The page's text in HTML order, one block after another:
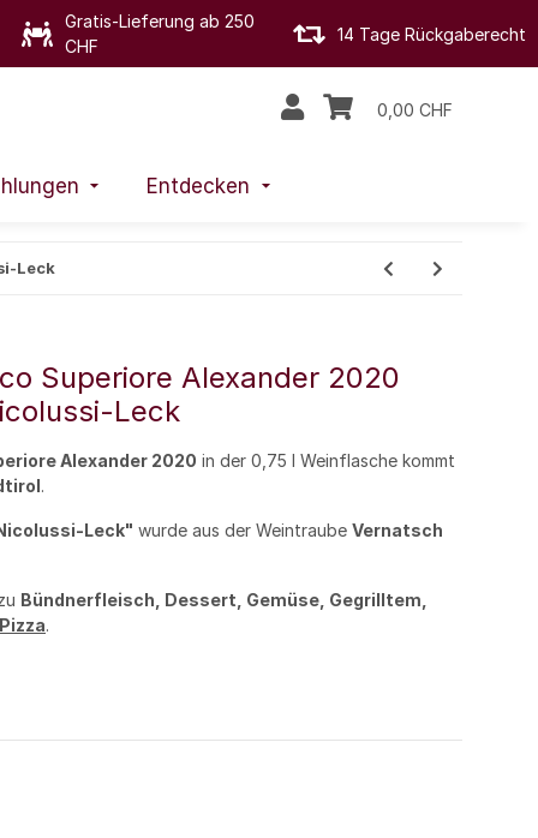
Gratis-Lieferung ab 250
CHF
14 Tage Rückgaberecht
0,00 CHF
Entdecken
Leck
Superiore Alexander 2020
Leck
Alexander 2020 in der 0,75 l Weinflasche kommt
.
Leck" wurde aus der Weintraube Vernatsch
Bündnerfleisch, Dessert, Gemüse, Gegrilltem,
Pizza.